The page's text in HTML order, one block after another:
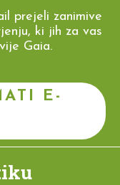
prejeli zanimive
ki jih za vas
Gaia.
E-